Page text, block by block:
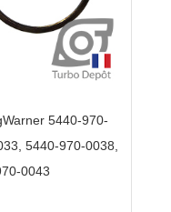
5440-970-
5440-970-0038,
0043